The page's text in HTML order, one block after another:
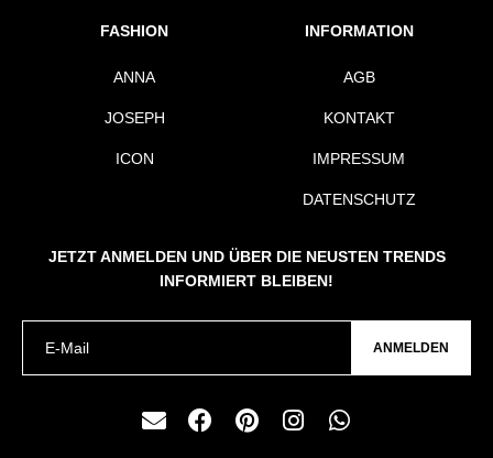
FASHION
ANNA
JOSEPH
ICON
INFORMATION
AGB
KONTAKT
IMPRESSUM
DATENSCHUTZ
JETZT ANMELDEN UND ÜBER DIE NEUSTEN TRENDS
INFORMIERT BLEIBEN!
ANMELDEN